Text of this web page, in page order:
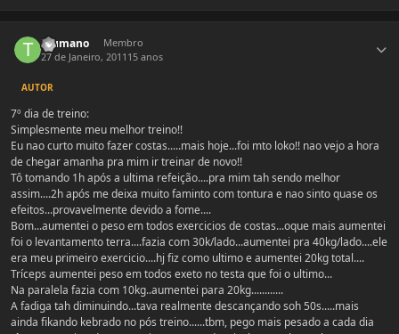
Tsumano
Membro
27 de Janeiro, 2011 15 anos
AUTOR
7º dia de treino:
Simplesmente meu melhor treino!!
Eu nao curto muito fazer costas.....mais hoje...foi mto loko!! nao vejo a hora
de chegar amanha pra mim ir treinar de novo!!
Tô tomando 1h após a ultima refeição....pra mim tah sendo melhor
assim....2h após me deixa muito faminto com tontura e nao sinto quase os
efeitos...provavelmente devido a fome....
Bom...aumentei o peso em todos exercicios de costas...oque mais aumentei
foi o levantamento terra....fazia com 30k/lado...aumentei pra 40kg/lado....ele
era meu primeiro exercicio....hj fiz como ultimo e aumentei 20kg total....
Tríceps aumentei peso em todos exeto no testa que foi o ultimo...
Na paralela fazia com 10kg..aumentei para 20kg............
A fadiga tah diminuindo...tava realmente descançando soh 50s.....mais
ainda fikando kebrado no pós treino......tbm, pego mais pesado a cada dia